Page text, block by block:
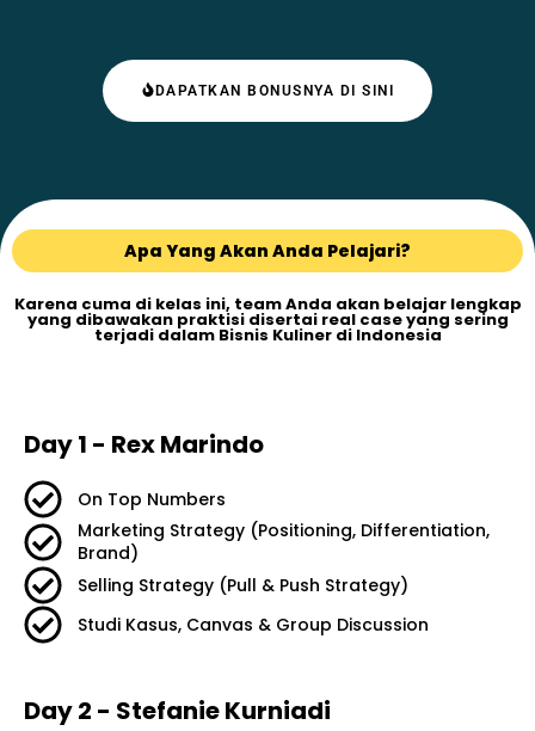
DAPATKAN BONUSNYA DI SINI
Apa Yang Akan Anda Pelajari?
Karena cuma di kelas ini, team Anda akan belajar lengkap
yang dibawakan praktisi disertai real case yang sering
terjadi dalam Bisnis Kuliner di Indonesia
Day 1 - Rex Marindo
On Top Numbers
Marketing Strategy (Positioning, Differentiation,
Brand)
Selling Strategy (Pull & Push Strategy)
Studi Kasus, Canvas & Group Discussion
Day 2 - Stefanie Kurniadi